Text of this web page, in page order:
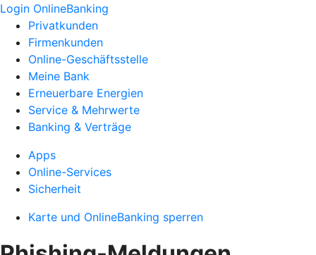
Login OnlineBanking
Privatkunden
Firmenkunden
Online-Geschäftsstelle
Meine Bank
Erneuerbare Energien
Service & Mehrwerte
Banking & Verträge
Apps
Online-Services
Sicherheit
Karte und OnlineBanking sperren